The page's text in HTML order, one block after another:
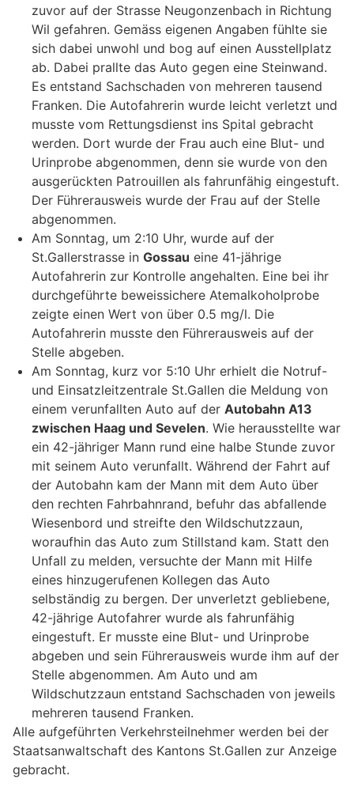
zuvor auf der Strasse Neugonzenbach in Richtung
Wil gefahren. Gemäss eigenen Angaben fühlte sie
sich dabei unwohl und bog auf einen Ausstellplatz
ab. Dabei prallte das Auto gegen eine Steinwand.
Es entstand Sachschaden von mehreren tausend
Franken. Die Autofahrerin wurde leicht verletzt und
musste vom Rettungsdienst ins Spital gebracht
werden. Dort wurde der Frau auch eine Blut- und
Urinprobe abgenommen, denn sie wurde von den
ausgerückten Patrouillen als fahrunfähig eingestuft.
Der Führerausweis wurde der Frau auf der Stelle
abgenommen.
Am Sonntag, um 2:10 Uhr, wurde auf der
St.Gallerstrasse in Gossau eine 41-jährige
Autofahrerin zur Kontrolle angehalten. Eine bei ihr
durchgeführte beweissichere Atemalkoholprobe
zeigte einen Wert von über 0.5 mg/l. Die
Autofahrerin musste den Führerausweis auf der
Stelle abgeben.
Am Sonntag, kurz vor 5:10 Uhr erhielt die Notruf-
und Einsatzleitzentrale St.Gallen die Meldung von
einem verunfallten Auto auf der Autobahn A13
zwischen Haag und Sevelen. Wie herausstellte war
ein 42-jähriger Mann rund eine halbe Stunde zuvor
mit seinem Auto verunfallt. Während der Fahrt auf
der Autobahn kam der Mann mit dem Auto über
den rechten Fahrbahnrand, befuhr das abfallende
Wiesenbord und streifte den Wildschutzzaun,
woraufhin das Auto zum Stillstand kam. Statt den
Unfall zu melden, versuchte der Mann mit Hilfe
eines hinzugerufenen Kollegen das Auto
selbständig zu bergen. Der unverletzt gebliebene,
42-jährige Autofahrer wurde als fahrunfähig
eingestuft. Er musste eine Blut- und Urinprobe
abgeben und sein Führerausweis wurde ihm auf der
Stelle abgenommen. Am Auto und am
Wildschutzzaun entstand Sachschaden von jeweils
mehreren tausend Franken.
Alle aufgeführten Verkehrsteilnehmer werden bei der
Staatsanwaltschaft des Kantons St.Gallen zur Anzeige
gebracht.